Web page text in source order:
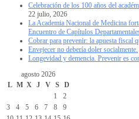
Celebración de los 100 años del
22 julio, 2026
La Academia Nacional de Medicina
Encuentro de Capítulos
Cobrar para prevenir: la apuesta fiscal
Envejecer no debería doler socialmente.
Longevidad y demencia. Prevenir es
agosto 2026
L M X J V S
D
1
2
3
4 5 6 7 8
9